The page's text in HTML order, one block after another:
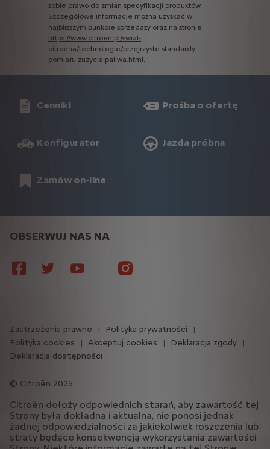
sobie prawo do zmian specyfikacji produktów.
Szczegółowe informacje można uzyskać w
najbliższym punkcie sprzedaży oraz na stronie:
https://www.citroen.pl/swiat-
citroena/technologie/przejrzyste-standardy-
pomiaru-zuzycia-paliwa.html.
Cenniki Prośba o ofertę
Konfigurator Jazda próbna
Zamów on-line
OBSERWUJ NAS NA
Citroën 2025
Zastrzeżenia prawne
Polityka prywatności
Polityka cookies
Akceptuj cookies
Deklaracja zgody
Deklaracja dostępności
Citroën dołoży odpowiednich starań, aby zawartość tej
Strony była dokładna i aktualna, nie ponosi jednak
żadnej odpowiedzialności za jakiekolwiek roszczenia lub
straty będące konsekwencją wykorzystania zawartości